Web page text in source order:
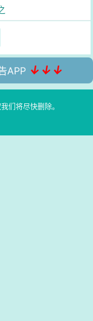
APP ↓↓↓
们将尽快删除。